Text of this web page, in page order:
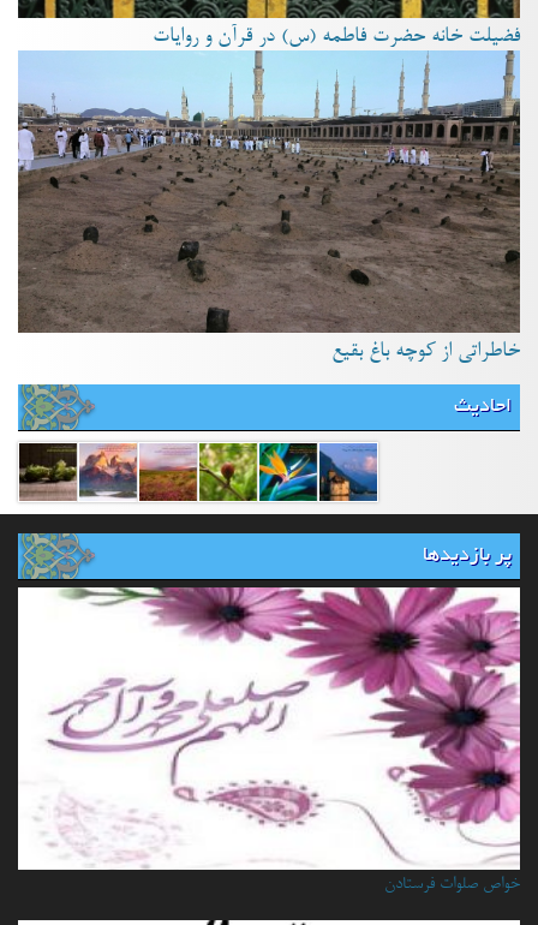
فضیلت خانه حضرت فاطمه (س) در قرآن و روایات
خاطراتی از کوچه باغ بقیع
احادیث
پر بازدیدها
خواص صلوات فرستادن